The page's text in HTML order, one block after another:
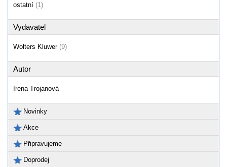
ostatní (1)
Vydavatel
Wolters Kluwer (9)
Autor
Irena Trojanová
Novinky
Akce
Připravujeme
Doprodej